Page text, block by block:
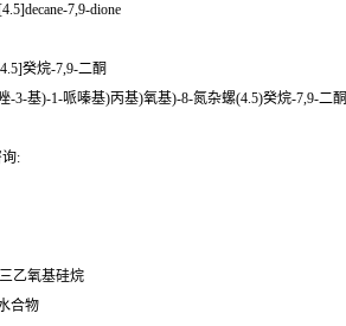
7,9-dione
癸烷-7,9-二酮
-3-基)-1-哌嗪基)丙基)氧基)-8-氮杂螺(4.5)癸烷-7,9-二酮
:
乙氧基硅烷
合物